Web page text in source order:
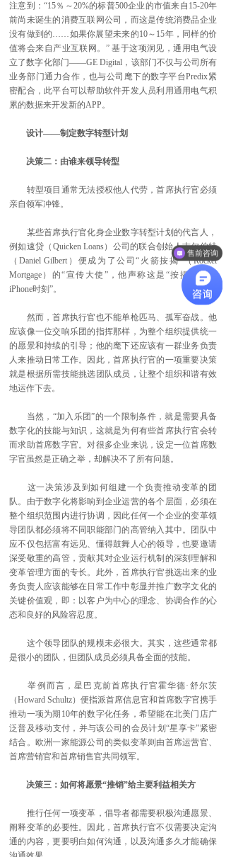
注意到：“15％～20%的标普500企业的市值来自15-20年
前尚未诞生的消费互联网公司，而这是传统消费品企业
没有做到的……如果你展望未来的10～15年，同样的价
值将会来自产业互联网。” 基于这项洞见，通用电气设
立了数字化部门——GE Digital，该部门不仅与公司所有
业务部门通力合作，也与公司麾下的数字平台Predix紧
密配合，此平台可以帮助软件开发人员利用通用电气积
累的数据来开发新的APP。
设计——制定数字转型计划
决策二：由谁来领导转型
转型项目通常无法授权他人代劳，首席执行官必须
亲自领军冲锋。
某些首席执行官化身企业数字转型计划的代言人，
例如速贷（Quicken Loans）公司的联合创始人吉尔伯特
（Daniel Gilbert）便成为了公司“火箭按揭”（Rocket
Mortgage）的“宣传大使”，他声称这是“按揭行业的
iPhone时刻”。
然而，首席执行官也不能单枪匹马、孤军奋战。他
应该像一位交响乐团的指挥那样，为整个组织提供统一
的愿景和持续的引导；他的麾下还应该有一群业务负责
人来推动日常工作。因此，首席执行官的一项重要决策
就是根据所需技能挑选团队成员，让整个组织和谐有效
地运作下去。
当然，“加入乐团”的一个限制条件，就是需要具备
数字化的技能与知识，这就是为何有些首席执行官会转
而求助首席数字官。对很多企业来说，设定一位首席数
字官虽然是正确之举，却解决不了所有问题。
这一决策涉及到如何组建一个负责推动变革的团
队。由于数字化将影响到企业运营的各个层面，必须在
整个组织范围内进行协调，因此任何一个企业的变革领
导团队都必须将不同职能部门的高管纳入其中。团队中
应不仅包括富有远见、懂得鼓舞人心的领导，也要邀请
深受敬重的高管，贡献其对企业运行机制的深刻理解和
变革管理方面的专长。此外，首席执行官挑选出来的业
务负责人应该能够在日常工作中彰显并推广数字文化的
关键价值观，即：以客户为中心的理念、协调合作的心
态和良好的风险容忍度。
这个领导团队的规模未必很大。其实，这些通常都
是很小的团队，但团队成员必须具备全面的技能。
举例而言，星巴克前首席执行官霍华德·舒尔茨
（Howard Schultz）便指派首席信息官和首席数字官携手
推动一项为期10年的数字化任务，希望能在北美门店广
泛普及移动支付，并与该公司的会员计划“星享卡”紧密
结合。欧洲一家能源公司的类似变革则由首席运营官、
首席营销官和首席销售官共同领军。
决策三：如何将愿景“推销”给主要利益相关方
推行任何一项变革，倡导者都需要积极沟通愿景、
阐释变革的必要性。因此，首席执行官不仅需要决定沟
通的内容，更要明白如何沟通，以及沟通多久才能确保
售前咨询